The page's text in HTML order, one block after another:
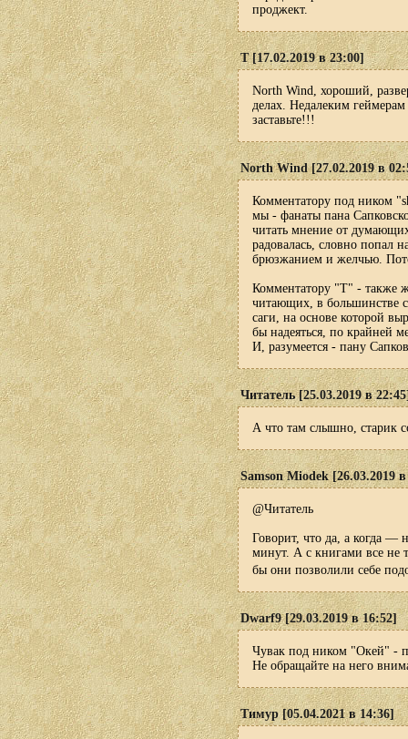
проджект.
Т [17.02.2019 в 23:00]
North Wind, хороший,
делах. Недалеким
заставьте!!!
North Wind [27.02.2019 в
Комментатору под ником
мы - фанаты пана
читать мнение от
радовалась, словно попал
брюзжанием и желчью.
Комментатору "T" - также
читающих, в большинстве
саги, на основе которой
бы надеяться, по крайней
И, разумеется - пану
Читатель [25.03.2019 в
А что там слышно, старик
Samson Miodek [26.03.2019
@Читатель
Говорит, что да, а когда —
минут. А с книгами все не
бы они позволили себе
Dwarf9 [29.03.2019 в 16:52]
Чувак под ником "Окей" -
Не обращайте на него
Тимур [05.04.2021 в 14:36]